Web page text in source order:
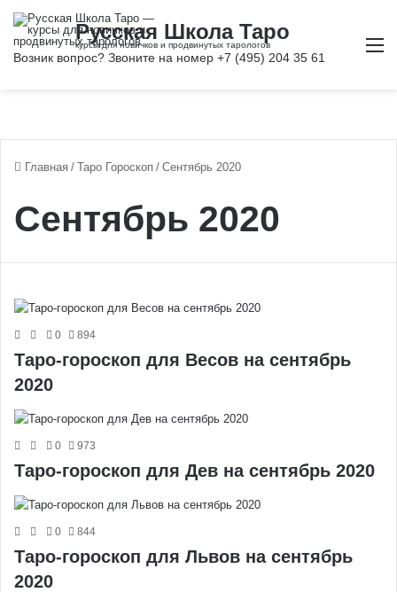
Главная / Таро Гороскоп / Сентябрь 2020
Сентябрь 2020
0 894
Таро-гороскоп для Весов на сентябрь
2020
0 973
Таро-гороскоп для Дев на сентябрь 2020
0 844
Таро-гороскоп для Львов на сентябрь
2020